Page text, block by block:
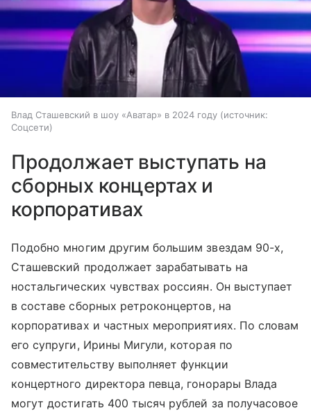
Влад Сташевский в шоу «Аватар» в 2024 году
источник:
Соцсети
Продолжает выступать на
сборных концертах и
корпоративах
Подобно многим другим большим звездам 90-х,
Сташевский продолжает зарабатывать на
ностальгических чувствах россиян. Он выступает
в составе сборных ретроконцертов, на
корпоративах и частных мероприятиях. По словам
его супруги, Ирины Мигули, которая по
совместительству выполняет функции
концертного директора певца, гонорары Влада
могут достигать 400 тысяч рублей за получасовое